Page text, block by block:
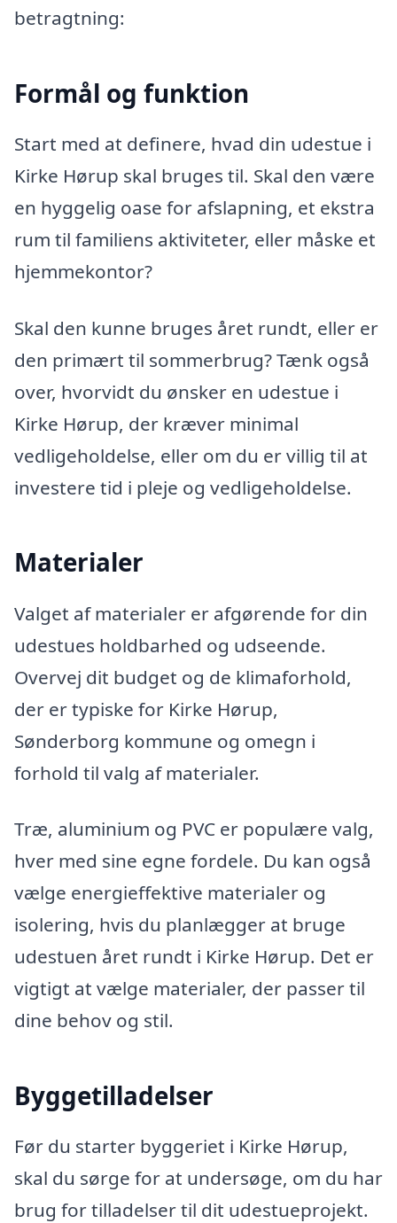
betragtning:
Formål og funktion
Start med at definere, hvad din udestue i
Kirke Hørup skal bruges til. Skal den være
en hyggelig oase for afslapning, et ekstra
rum til familiens aktiviteter, eller måske et
hjemmekontor?
Skal den kunne bruges året rundt, eller er
den primært til sommerbrug? Tænk også
over, hvorvidt du ønsker en udestue i
Kirke Hørup, der kræver minimal
vedligeholdelse, eller om du er villig til at
investere tid i pleje og vedligeholdelse.
Materialer
Valget af materialer er afgørende for din
udestues holdbarhed og udseende.
Overvej dit budget og de klimaforhold,
der er typiske for Kirke Hørup,
Sønderborg kommune og omegn i
forhold til valg af materialer.
Træ, aluminium og PVC er populære valg,
hver med sine egne fordele. Du kan også
vælge energieffektive materialer og
isolering, hvis du planlægger at bruge
udestuen året rundt i Kirke Hørup. Det er
vigtigt at vælge materialer, der passer til
dine behov og stil.
Byggetilladelser
Før du starter byggeriet i Kirke Hørup,
skal du sørge for at undersøge, om du har
brug for tilladelser til dit udestueprojekt.